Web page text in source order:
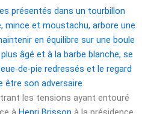
les tensions ayant entouré